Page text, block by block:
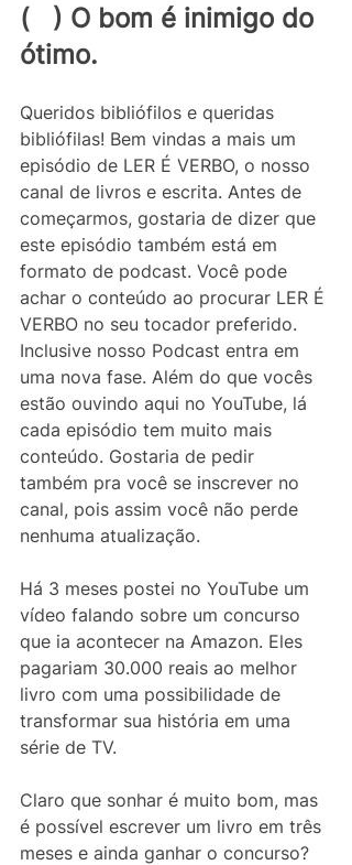
(   ) O bom é inimigo do
ótimo.
Queridos bibliófilos e queridas
bibliófilas! Bem vindas a mais um
episódio de LER É VERBO, o nosso
canal de livros e escrita. Antes de
começarmos, gostaria de dizer que
este episódio também está em
formato de podcast. Você pode
achar o conteúdo ao procurar LER É
VERBO no seu tocador preferido.
Inclusive nosso Podcast entra em
uma nova fase. Além do que vocês
estão ouvindo aqui no YouTube, lá
cada episódio tem muito mais
conteúdo. Gostaria de pedir
também pra você se inscrever no
canal, pois assim você não perde
nenhuma atualização.
Há 3 meses postei no YouTube um
vídeo falando sobre um concurso
que ia acontecer na Amazon. Eles
pagariam 30.000 reais ao melhor
livro com uma possibilidade de
transformar sua história em uma
série de TV.
Claro que sonhar é muito bom, mas
é possível escrever um livro em três
meses e ainda ganhar o concurso?